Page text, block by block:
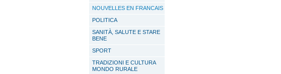
NOUVELLES EN FRANCAIS
POLITICA
SANITÀ, SALUTE E STARE
BENE
SPORT
TRADIZIONI E CULTURA
MONDO RURALE